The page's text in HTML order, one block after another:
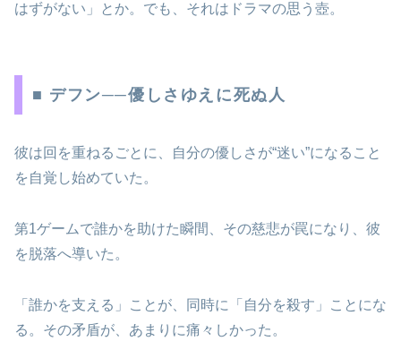
はずがない」とか。でも、それはドラマの思う壺。
■ デフン──優しさゆえに死ぬ人
彼は回を重ねるごとに、自分の優しさが“迷い”になること
を自覚し始めていた。
第1ゲームで誰かを助けた瞬間、その慈悲が罠になり、彼
を脱落へ導いた。
「誰かを支える」ことが、同時に「自分を殺す」ことにな
る。その矛盾が、あまりに痛々しかった。